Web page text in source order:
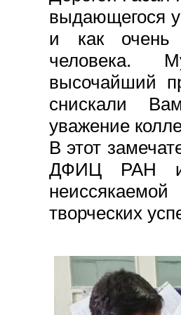
выдающегося
и как очень
человека.
высочайший
снискали
уважение
В этот
ДФИЦ РАН
творческих